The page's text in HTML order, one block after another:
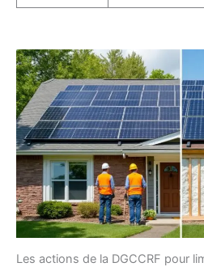
Les actions de la DGCCRF pour